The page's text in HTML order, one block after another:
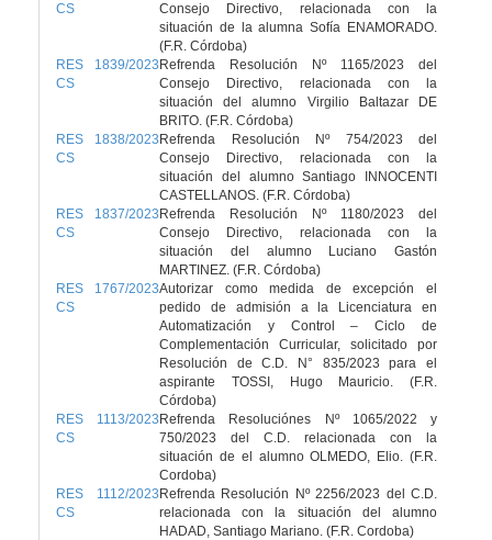
CS
Consejo Directivo, relacionada con la
situación de la alumna Sofía ENAMORADO.
(F.R. Córdoba)
RES 1839/2023
CS
Refrenda Resolución Nº 1165/2023 del
Consejo Directivo, relacionada con la
situación del alumno Virgilio Baltazar DE
BRITO. (F.R. Córdoba)
RES 1838/2023
CS
Refrenda Resolución Nº 754/2023 del
Consejo Directivo, relacionada con la
situación del alumno Santiago INNOCENTI
CASTELLANOS. (F.R. Córdoba)
RES 1837/2023
CS
Refrenda Resolución Nº 1180/2023 del
Consejo Directivo, relacionada con la
situación del alumno Luciano Gastón
MARTINEZ. (F.R. Córdoba)
RES 1767/2023
CS
Autorizar como medida de excepción el
pedido de admisión a la Licenciatura en
Automatización y Control – Ciclo de
Complementación Curricular, solicitado por
Resolución de C.D. N° 835/2023 para el
aspirante TOSSI, Hugo Mauricio. (F.R.
Córdoba)
RES 1113/2023
CS
Refrenda Resoluciónes Nº 1065/2022 y
750/2023 del C.D. relacionada con la
situación de el alumno OLMEDO, Elio. (F.R.
Cordoba)
RES 1112/2023
CS
Refrenda Resolución Nº 2256/2023 del C.D.
relacionada con la situación del alumno
HADAD, Santiago Mariano. (F.R. Cordoba)